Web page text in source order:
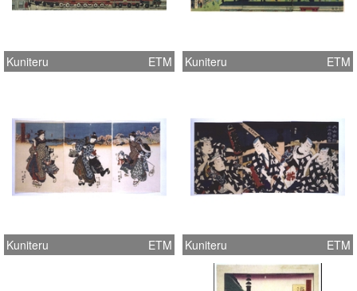
Kuniteru ETM Kuniteru ETM
Kuniteru ETM Kuniteru ETM